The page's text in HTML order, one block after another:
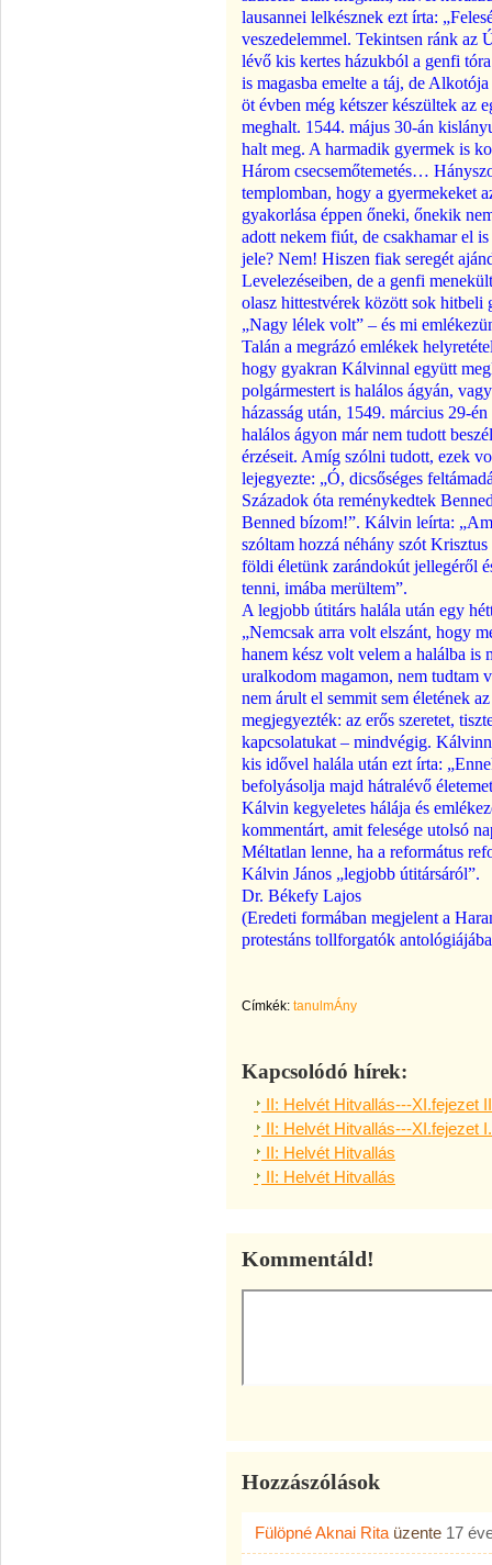
lausannei lelkésznek ezt írta:
veszedelemmel. Tekintsen ránk az
lévő kis kertes házukból a genfi
is magasba emelte a táj, de
öt évben még kétszer készültek az
meghalt. 1544. május 30-án
halt meg. A harmadik gyermek is
Három csecsemőtemetés…
templomban, hogy a gyermekeket
gyakorlása éppen őneki, őnekik
adott nekem fiút, de csakhamar el
jele? Nem! Hiszen fiak seregét
Levelezéseiben, de a genfi
olasz hittestvérek között sok hitbeli
„Nagy lélek volt” – és mi
Talán a megrázó emlékek
hogy gyakran Kálvinnal együtt
polgármestert is halálos ágyán,
házasság után, 1549. március 29-
halálos ágyon már nem tudott
érzéseit. Amíg szólni tudott, ezek
lejegyezte: „Ó, dicsőséges
Századok óta reménykedtek
Benned bízom!”. Kálvin leírta:
szóltam hozzá néhány szót
földi életünk zarándokút jellegéről
tenni, imába merültem”.
A legjobb útitárs halála után egy
„Nemcsak arra volt elszánt, hogy
hanem kész volt velem a halálba is
uralkodom magamon, nem tudtam
nem árult el semmit sem életének
megjegyezték: az erős szeretet,
kapcsolatukat – mindvégig.
kis idővel halála után ezt írta:
befolyásolja majd hátralévő
Kálvin kegyeletes hálája és
kommentárt, amit felesége utolsó
Méltatlan lenne, ha a református
Kálvin János „legjobb útitársáról”.
Dr. Békefy Lajos
(Eredeti formában megjelent a
protestáns tollforgatók
Címkék: tanulmÁny
Kapcsolódó hírek:
II: Helvét Hitvallás---XI.fejezet
II: Helvét Hitvallás---XI.fejezet
II: Helvét Hitvallás
II: Helvét Hitvallás
Kommentáld!
Hozzászólások
Fülöpné Aknai Rita üzente 17